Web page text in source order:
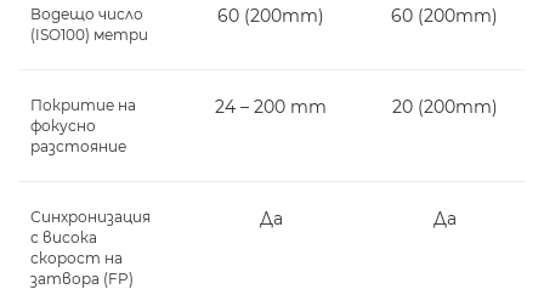
Водещо число
(ISO100) метри
60 (200mm) 60 (200mm)
Покритие на
фокусно
разстояние
24 – 200 mm 20 (200mm)
Синхронизация
с висока
скорост на
затвора (FP)
Да Да